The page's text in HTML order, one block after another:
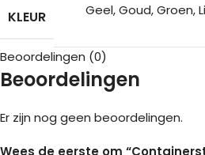
KLEUR Geel,Goud,Groen,
Beoordelingen (0)
Beoordelingen
Er zijn nog geen beoordelingen.
Wees de eerste om